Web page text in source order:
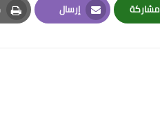
مشاركة
Whatsapp
إرسال
Email